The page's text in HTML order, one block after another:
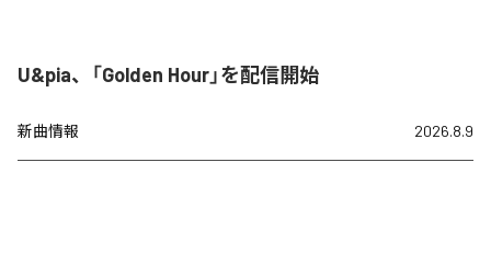
U&pia、「Golden Hour」を配信開始
新曲情報 2026.8.9